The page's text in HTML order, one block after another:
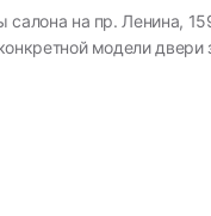
салона на пр. Ленина,
модели двери